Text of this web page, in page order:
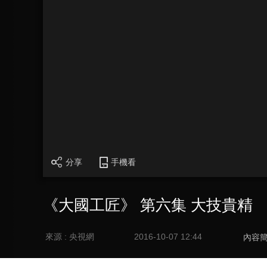
分享 手機看
《大國工匠》 第六集 大技貴精
來源 : 央視網 2016-10-07 12:44 內容